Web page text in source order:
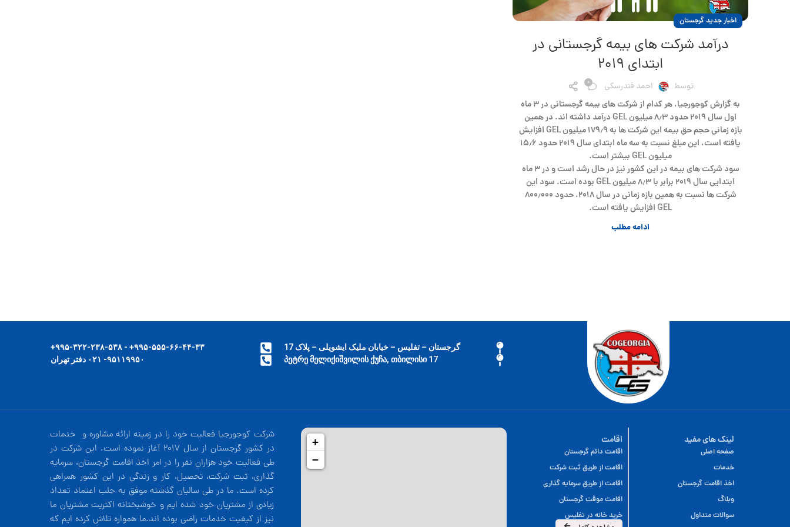
اخبار جدید گرجستان
درآمد شرکت های بیمه گرجستانی در
ابتدای ۲۰۱۹
توسط احمد فندرسکی 0
به گزارش کوجورجیا، هر کدام از شرکت های بیمه گرجستانی در ۳ ماه
اول سال ۲۰۱۹ حدود ۸٫۳ میلیون GEL درآمد داشته اند. در همین
بازه زمانی حجم حق بیمه این شرکت ها به ۱۷۹٫۹ میلیون GEL افزایش
یافته است، این مبلغ نسبت به سه ماه ابتدای سال ۲۰۱۹ حدود ۱۵٫۶
میلیون GEL بیشتر است.
سود شرکت های بیمه در این کشور نیز در حال رشد است و در ۳ ماه
ابتدایی سال ۲۰۱۹ برابر با ۸٫۳ میلیون GEL بوده است. سود این
شرکت ها نسبت به همین بازه زمانی در سال ۲۰۱۸، حدود ۸۰۰٫۰۰۰
GEL افزایش یافته است.
ادامه مطلب
۹۹۵-۵۵۵-۶۶-۴۴-۳۳+ - ۹۹۵-۳۲۲-۲۳۸-۵۳۸+
۹۵۱۱۹۹۵۰- ۰۲۱ دفتر تهران
گرجستان – تفلیس – خیابان ملیک ایشویلی – پلاک 17
17 პეტრე მელიქიშვილის ქუჩა, თბილისი
شرکت کوجورجیا فعالیت خود را در زمینه ارائه مشاوره و خدمات
در کشور گرجستان از سال 2017 آغاز نموده است. این شرکت در
طی فعالیت خود هزاران نفر را در امر اخذ اقامت گرجستان، سرمایه
گذاری، ثبت شرکت، تحصیل، کار و زندگی در این کشور همراهی
کرده است. ما در طی سالیان گذشته موفق به جلب اعتماد تعداد
زیادی از مشتریان خود شده ایم و خوشبختانه اکثریت مشتریان ما
نیز از کیفیت خدمات راضی بوده اند.ما همواره تلاش کرده ایم که
+
−
اقامت
اقامت دائم گرجستان
اقامت از طریق ثبت شرکت
اقامت از طریق سرمایه گذاری
اقامت موقت گرجستان
خرید خانه در تفلیس
لینک های مفید
صفحه اصلی
خدمات
اخذ اقامت گرجستان
وبلاگ
سوالات متداول